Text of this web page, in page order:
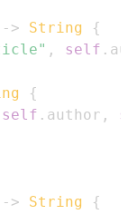
-> String
{
, self .
{
self . author ,
-> String
{